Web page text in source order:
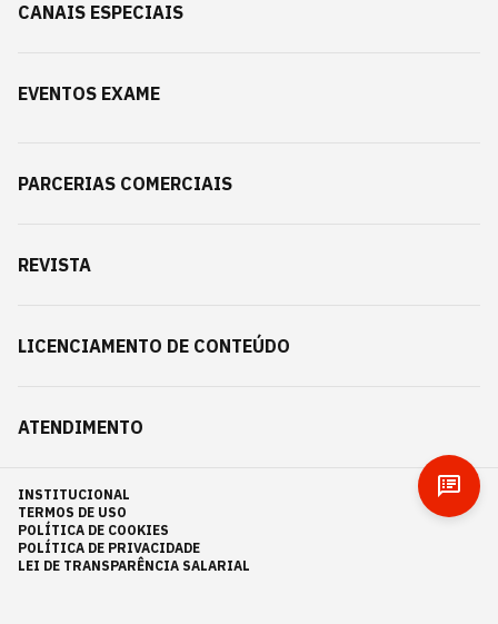
CANAIS ESPECIAIS
EVENTOS EXAME
PARCERIAS COMERCIAIS
REVISTA
LICENCIAMENTO DE CONTEÚDO
ATENDIMENTO
INSTITUCIONAL
TERMOS DE USO
POLÍTICA DE COOKIES
POLÍTICA DE PRIVACIDADE
LEI DE TRANSPARÊNCIA SALARIAL